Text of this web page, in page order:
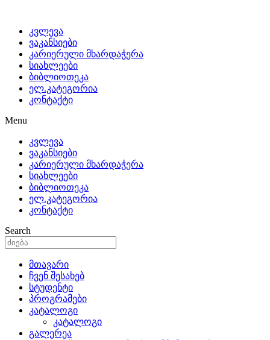
კვლევა
ვაკანსიები
კარიერული მხარდაჭერა
სიახლეები
ბიბლიოთეკა
ელ.კატეგორია
კონტაქტი
Menu
კვლევა
ვაკანსიები
კარიერული მხარდაჭერა
სიახლეები
ბიბლიოთეკა
ელ.კატეგორია
კონტაქტი
Search
მთავარი
ჩვენ შესახებ
სტუდენტი
პროგრამები
კატალოგი
კატალოგი
გალერეა